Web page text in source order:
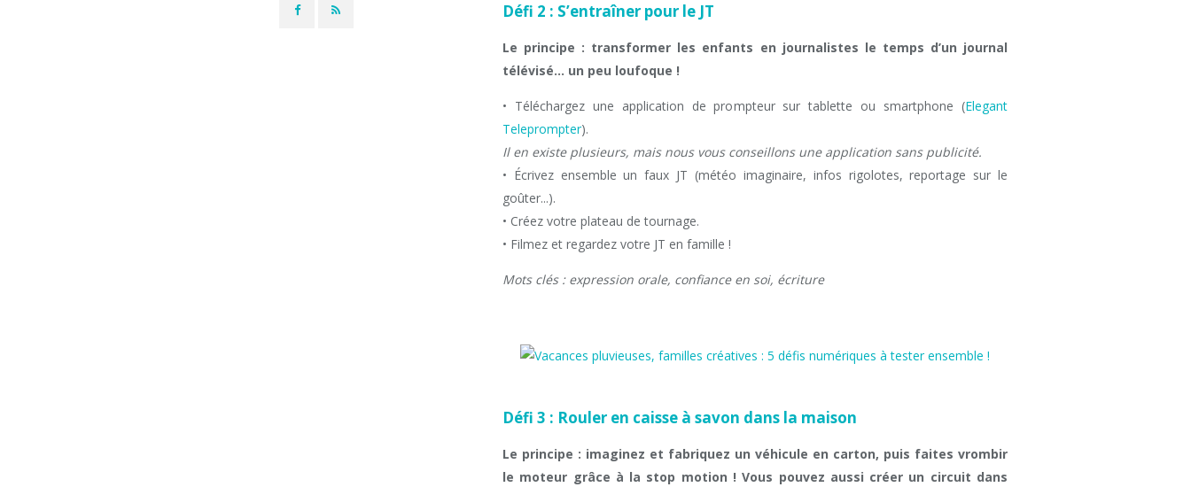
Défi 2 : S’entraîner pour le JT
Le principe : transformer les enfants en journalistes le temps d’un journal
télévisé… un peu loufoque !
• Téléchargez une application de prompteur sur tablette ou smartphone (Elegant
Teleprompter).
Il en existe plusieurs, mais nous vous conseillons une application sans publicité.
• Écrivez ensemble un faux JT (météo imaginaire, infos rigolotes, reportage sur le
goûter...).
• Créez votre plateau de tournage.
• Filmez et regardez votre JT en famille !
Mots clés : expression orale, confiance en soi, écriture
Défi 3 : Rouler en caisse à savon dans la maison
Le principe : imaginez et fabriquez un véhicule en carton, puis faites vrombir
le moteur grâce à la stop motion ! Vous pouvez aussi créer un circuit dans